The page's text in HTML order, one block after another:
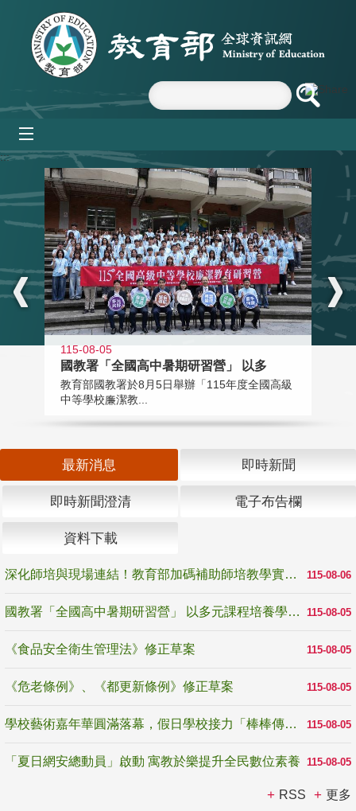
跳到主要內容區塊
:::
115-08-05
國教署「全國高中暑期研習營」 以多
教育部國教署於8月5日舉辦「115年度全國高級
中等學校廉潔教...
最新消息 即時新聞
即時新聞澄清 電子布告欄
資料下載
115-08-06
深化師培與現場連結！教育部加碼補助師培教學實踐研究 10月師培國際研討會交流教學實踐經驗
115-08-05
國教署「全國高中暑期研習營」 以多元課程培養學生瞭解誠信專業與倫理價值
115-08-05
《食品安全衛生管理法》修正草案
115-08-05
《危老條例》、《都更新條例》修正草案
115-08-05
學校藝術嘉年華圓滿落幕，假日學校接力「棒棒傳美感」
115-08-05
「夏日網安總動員」啟動 寓教於樂提升全民數位素養
RSS 更多